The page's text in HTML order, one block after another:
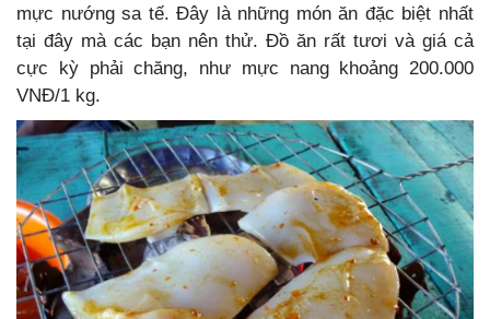
mực nướng sa tế. Đây là những món ăn đặc biệt nhất
tại đây mà các bạn nên thử. Đồ ăn rất tươi và giá cả
cực kỳ phải chăng, như mực nang khoảng 200.000
VNĐ/1 kg.